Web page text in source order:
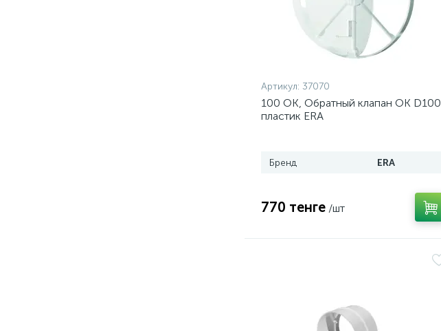
Артикул: 37070
100 ОК, Обратный клапан ОК D100
пластик ERA
Бренд ERA
770 тенге /шт